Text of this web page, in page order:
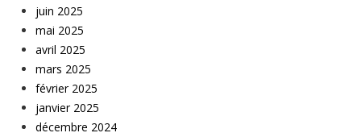
juin 2025
mai 2025
avril 2025
mars 2025
février 2025
janvier 2025
décembre 2024